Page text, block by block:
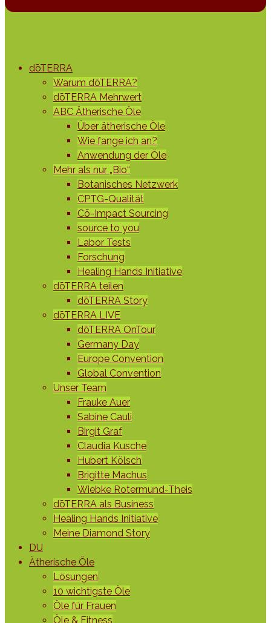
dōTERRA
Warum dōTERRA?
dōTERRA Mehrwert
ABC Ätherische Öle
Über ätherische Öle
Wie fange ich an?
Anwendung der Öle
Mehr als nur „Bio“
Botanisches Netzwerk
CPTG-Qualität
Cō-Impact Sourcing
source to you
Labor Tests
Forschung
Healing Hands Initiative
dōTERRA teilen
dōTERRA Story
dōTERRA LIVE
dōTERRA OnTour
Germany Day
Europe Convention
Global Convention
Unser Team
Frauke Auer
Sabine Cauli
Birgit Graf
Claudia Kusche
Hubert Kölsch
Brigitte Machus
Wiebke Rotermund-Theis
dōTERRA als Business
Healing Hands Initiative
Meine Diamond Story
DU
Ätherische Öle
Lösungen
10 wichtigste Öle
Öle für Frauen
Öle & Fitness